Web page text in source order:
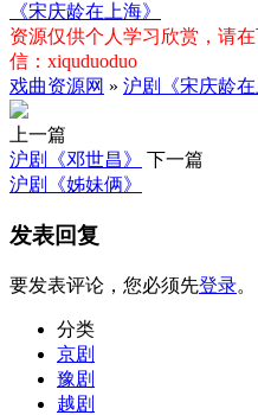
《宋庆龄在上海》
资源仅供个人学习欣赏，请
信：xiquduoduo
戏曲资源网 » 沪剧《宋庆龄
上一篇
沪剧《邓世昌》
下一篇
沪剧《姊妹俩》
发表回复
要发表评论，您必须先登录。
分类
京剧
豫剧
越剧